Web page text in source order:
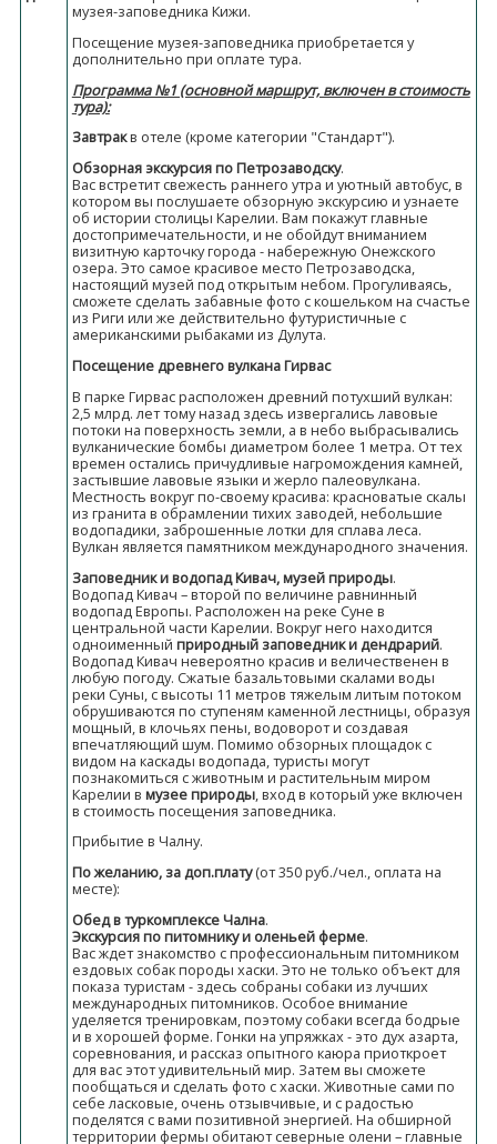
музея-заповедника Кижи.
Посещение музея-заповедника приобретается у
дополнительно при оплате тура.
Программа №1 (основной маршрут, включен в стоимость
тура):
Завтракв отеле (кроме категории "Стандарт").
Обзорная экскурсия по Петрозаводску.
Вас встретит свежесть раннего утра и уютный автобус, в
котором вы послушаете обзорную экскурсию и узнаете
об истории столицы Карелии. Вам покажут главные
достопримечательности, и не обойдут вниманием
визитную карточку города - набережную Онежского
озера. Это самое красивое место Петрозаводска,
настоящий музей под открытым небом. Прогуливаясь,
сможете сделать забавные фото с кошельком на счастье
из Риги или же действительно футуристичные с
американскими рыбаками из Дулута.
Посещение древнего вулкана Гирвас
В парке Гирвас расположен древний потухший вулкан:
2,5 млрд. лет тому назад здесь извергались лавовые
потоки на поверхность земли, а в небо выбрасывались
вулканические бомбы диаметром более 1 метра. От тех
времен остались причудливые нагромождения камней,
застывшие лавовые языки и жерло палеовулкана.
Местность вокруг по-своему красива: красноватые скалы
из гранита в обрамлении тихих заводей, небольшие
водопадики, заброшенные лотки для сплава леса.
Вулкан является памятником международного значения.
Заповедник и водопад Кивач, музей природы.
Водопад Кивач – второй по величине равнинный
водопад Европы. Расположен на реке Суне в
центральной части Карелии. Вокруг него находится
одноименный природный заповедник и дендрарий.
Водопад Кивач невероятно красив и величественен в
любую погоду. Сжатые базальтовыми скалами воды
реки Суны, с высоты 11 метров тяжелым литым потоком
обрушиваются по ступеням каменной лестницы, образуя
мощный, в клочьях пены, водоворот и создавая
впечатляющий шум. Помимо обзорных площадок с
видом на каскады водопада, туристы могут
познакомиться с животным и растительным миром
Карелии в музее природы, вход в который уже включен
в стоимость посещения заповедника.
Прибытие в Чалну.
По желанию, за доп.плату(от 350 руб./чел., оплата на
месте):
Обед в туркомплексе Чална.
Экскурсия по питомнику и оленьей ферме.
Вас ждет знакомство с профессиональным питомником
ездовых собак породы хаски. Это не только объект для
показа туристам - здесь собраны собаки из лучших
международных питомников. Особое внимание
уделяется тренировкам, поэтому собаки всегда бодрые
и в хорошей форме. Гонки на упряжках - это дух азарта,
соревнования, и рассказ опытного каюра приоткроет
для вас этот удивительный мир. Затем вы сможете
пообщаться и сделать фото с хаски. Животные сами по
себе ласковые, очень отзывчивые, и с радостью
поделятся с вами позитивной энергией. На обширной
территории фермы обитают северные олени – главные